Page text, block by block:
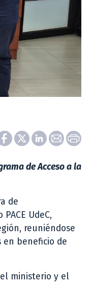
de Acceso a la
de
UdeC,
reuniéndose
en beneficio de
ministerio y el